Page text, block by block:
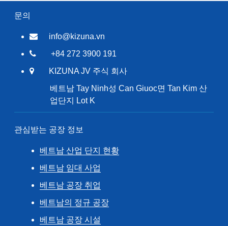
문의
info@kizuna.vn
+84 272 3900 191
KIZUNA JV 주식 회사
베트남 Tay Ninh성 Can Giuoc면 Tan Kim 산
업단지 Lot K
관심받는 공장 정보
베트남 산업 단지 현황
베트남 임대 사업
베트남 공장 취업
베트남의 정규 공장
베트남 공장 시설